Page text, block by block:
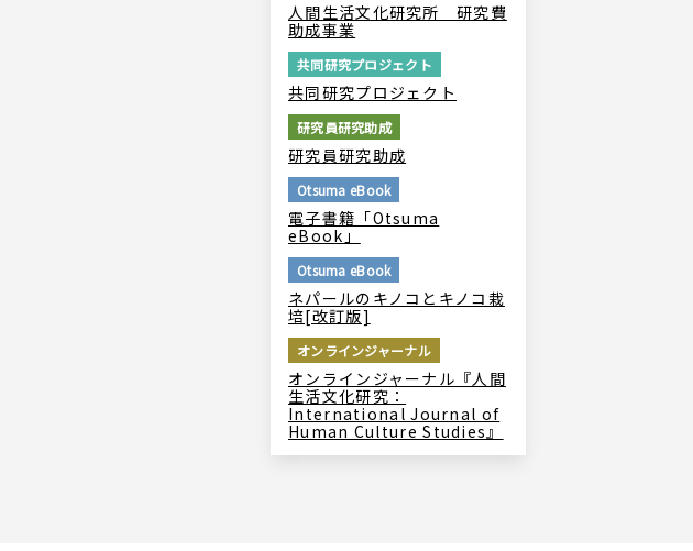
人間生活文化研究所 研究費
助成事業
共同研究プロジェクト
共同研究プロジェクト
研究員研究助成
研究員研究助成
Otsuma eBook
電子書籍「Otsuma
eBook」
Otsuma eBook
ネパールのキノコとキノコ栽
培[改訂版]
オンラインジャーナル
オンラインジャーナル『人間
生活文化研究：
International Journal of
Human Culture Studies』